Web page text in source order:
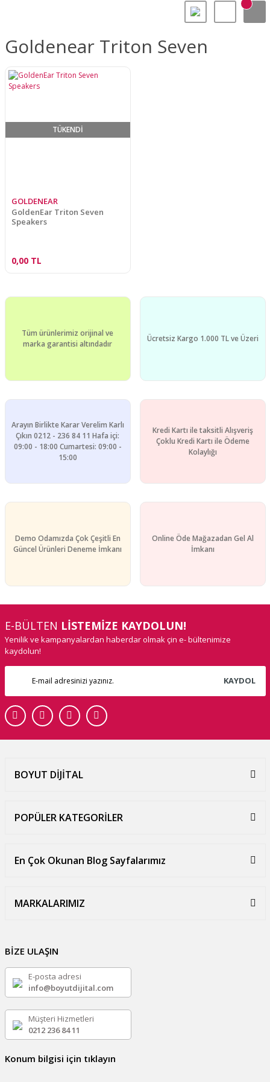
Goldenear Triton Seven
TÜKENDİ
GOLDENEAR
GoldenEar Triton Seven
Speakers
0,00 TL
Tüm ürünlerimiz orijinal ve
marka garantisi altındadır
Ücretsiz Kargo 1.000 TL ve Üzeri
Arayın Birlikte Karar Verelim Karlı
Çıkın 0212 - 236 84 11 Hafa içi:
09:00 - 18:00 Cumartesi: 09:00 -
15:00
Kredi Kartı ile taksitli Alışveriş
Çoklu Kredi Kartı ile Ödeme
Kolaylığı
Demo Odamızda Çok Çeşitli En
Güncel Ürünleri Deneme İmkanı
Online Öde Mağazadan Gel Al
İmkanı
E-BÜLTEN LİSTEMİZE KAYDOLUN!
Yenilik ve kampanyalardan haberdar olmak çin e- bültenimize
kaydolun!
KAYDOL
BOYUT DİJİTAL
POPÜLER KATEGORİLER
En Çok Okunan Blog Sayfalarımız
MARKALARIMIZ
BİZE ULAŞIN
E-posta adresi
info@boyutdijital.com
Müşteri Hizmetleri
0212 236 84 11
Konum bilgisi için tıklayın